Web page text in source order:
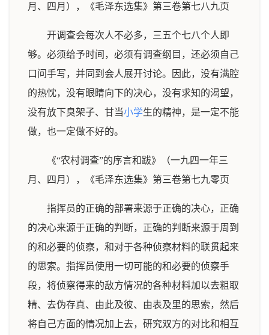
月、四月），《毛泽东选集》第三卷第七八九页
开调查会每次人不必多，三五个七八个人即
够。必须给予时间，必须有调查纲目，还必须自己
口问手写，并同到会人展开讨论。因此，没有满腔
的热忱，没有眼睛向下的决心，没有求知的渴望，
没有放下臭架子、甘当小学生的精神，是一定不能
做，也一定做不好的。
《“农村调查”的序言和跋》（一九四一年三
月、四月），《毛泽东选集》第三卷第七九零页
指挥员的正确的部署来源于正确的决心，正确
的决心来源于正确的判断，正确的判断来源于周到
的和必要的侦察，和对于各种侦察材料的联贯起来
的思索。指挥员使用一切可能的和必要的侦察手
段，将侦察得来的敌方情况的各种材料加以去粗取
精、去伪存真、由此及彼、由表及里的思索，然后
将自己方面的情况加上去，研究双方的对比和相互